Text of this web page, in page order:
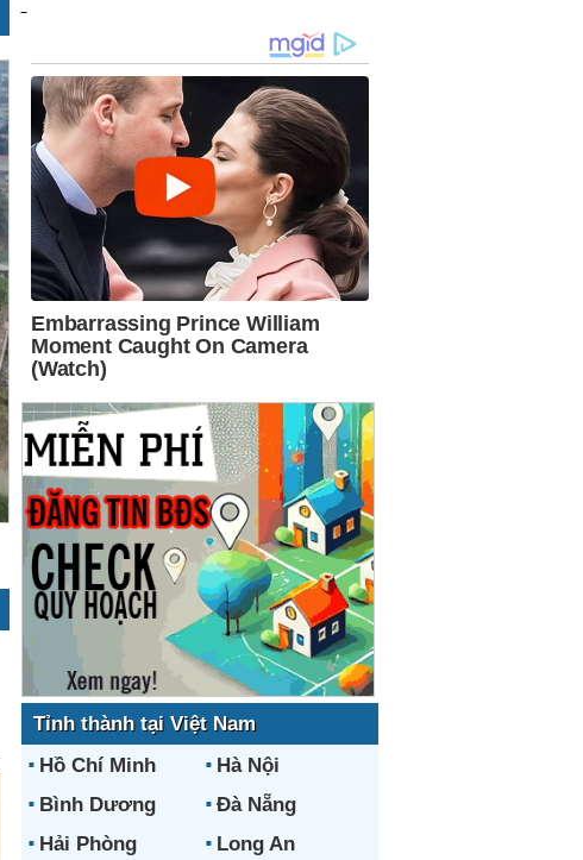
Tỉnh thành tại Việt Nam
Hồ Chí Minh
Hà Nội
Bình Dương
Đà Nẵng
Hải Phòng
Long An